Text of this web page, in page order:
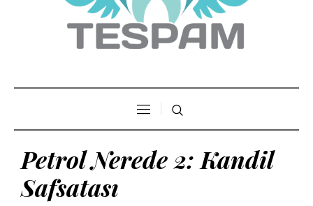
Petrol Nerede 2: Kandil
Safsatası